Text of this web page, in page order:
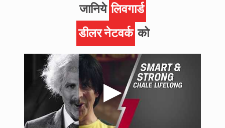
जानियेलिवगार्ड
डीलर नेटवर्क को